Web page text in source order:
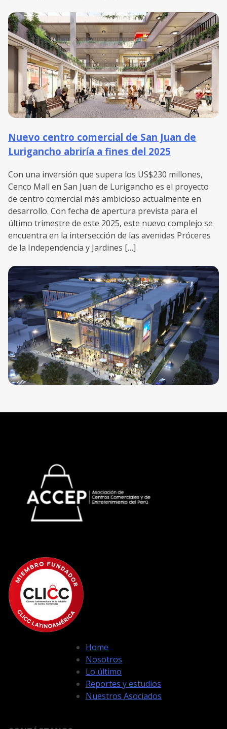
Nuevo centro comercial de San Juan de
Lurigancho abriría a fines del 2025
Con una inversión que supera los US$230 millones,
Cenco Mall en San Juan de Lurigancho es el proyecto
de centro comercial más ambicioso actualmente en
desarrollo. Con fecha de apertura prevista para el
último trimestre de este 2025, este nuevo complejo se
encuentra en la intersección de las avenidas Próceres
de la Independencia y Jardines […]
Home
Nosotros
Lo último
Reportes y estudios
Nuestros Asociados